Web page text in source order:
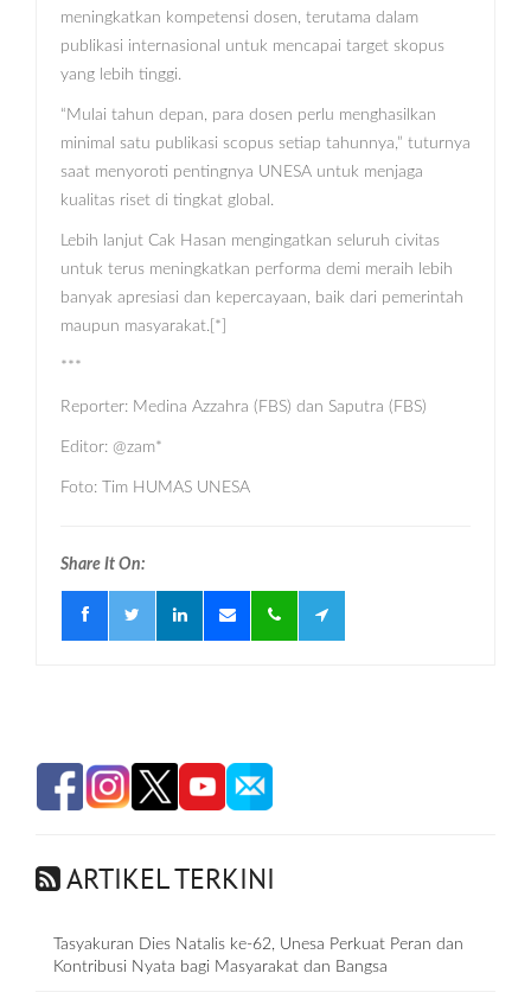
meningkatkan kompetensi dosen, terutama dalam
publikasi internasional untuk mencapai target skopus
yang lebih tinggi.
“Mulai tahun depan, para dosen perlu menghasilkan
minimal satu publikasi scopus setiap tahunnya,” tuturnya
saat menyoroti pentingnya UNESA untuk menjaga
kualitas riset di tingkat global.
Lebih lanjut Cak Hasan mengingatkan seluruh civitas
untuk terus meningkatkan performa demi meraih lebih
banyak apresiasi dan kepercayaan, baik dari pemerintah
maupun masyarakat.[*]
***
Reporter: Medina Azzahra (FBS) dan Saputra (FBS)
Editor: @zam*
Foto: Tim HUMAS UNESA
Share It On:
ARTIKEL TERKINI
Tasyakuran Dies Natalis ke-62, Unesa Perkuat Peran dan
Kontribusi Nyata bagi Masyarakat dan Bangsa